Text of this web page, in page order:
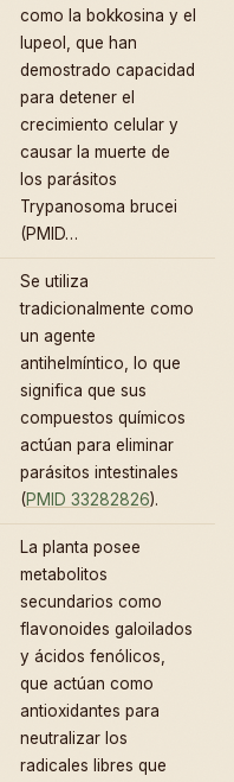
como la bokkosina y el
lupeol, que han
demostrado capacidad
para detener el
crecimiento celular y
causar la muerte de
los parásitos
Trypanosoma brucei
(PMID…
Se utiliza
tradicionalmente como
un agente
antihelmíntico, lo que
significa que sus
compuestos químicos
actúan para eliminar
parásitos intestinales
(PMID 33282826).
La planta posee
metabolitos
secundarios como
flavonoides galoilados
y ácidos fenólicos,
que actúan como
antioxidantes para
neutralizar los
radicales libres que